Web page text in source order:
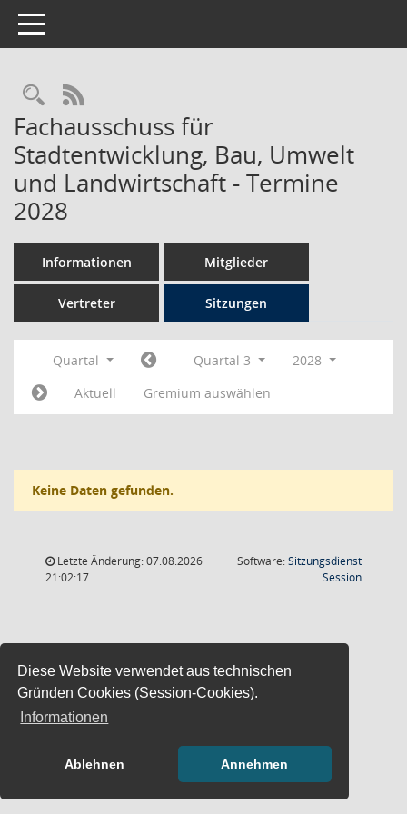
Diese Website verwendet aus technischen
Gründen Cookies (Session-Cookies).
Informationen
Ablehnen Annehmen
Toggle navigation
Rechercheauswahl
RSS-Feed
Fachausschuss für
Stadtentwicklung, Bau, Umwelt
und Landwirtschaft - Termine
2028
Informationen Mitglieder
Vertreter Sitzungen
Quartal Quartal 3
2028
Aktuell
Gremium auswählen
Keine Daten gefunden.
Letzte Änderung: 07.08.2026
21:02:17
Software:Sitzungsdienst
Session(Wird in